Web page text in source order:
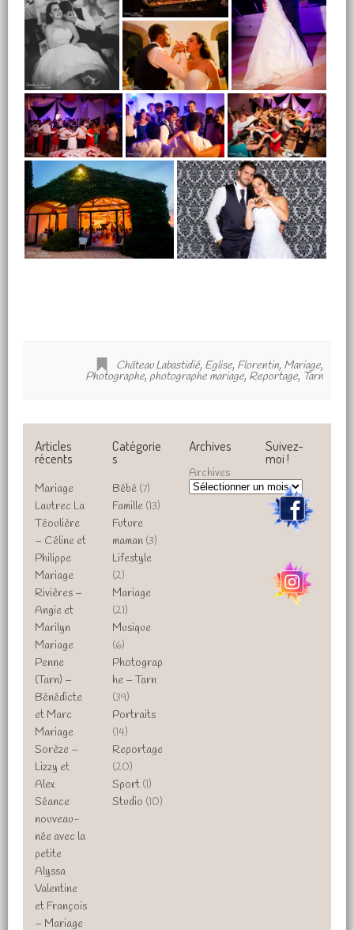
Château Labastidié, Eglise, Florentin, Mariage,
Photographe, photographe mariage, Reportage, Tarn
Articles
récents
Mariage
Lautrec La
Téoulière
– Céline et
Philippe
Mariage
Rivières –
Angie et
Marilyn
Mariage
Penne
(Tarn) –
Bénédicte
et Marc
Mariage
Sorèze –
Lizzy et
Alex
Séance
nouveau-
née avec la
petite
Alyssa
Valentine
et François
– Mariage
Catégorie
s
Bébé(7)
Famille(13)
Future
maman(3)
Lifestyle
(2)
Mariage
(21)
Musique
(6)
Photograp
he – Tarn
(39)
Portraits
(14)
Reportage
(20)
Sport(1)
Studio (10)
Archives
Archives
Suivez-
moi !